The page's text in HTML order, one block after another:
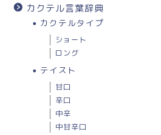
カクテル言葉辞典
カクテルタイプ
ショート
ロング
テイスト
甘口
辛口
中辛
中甘辛口